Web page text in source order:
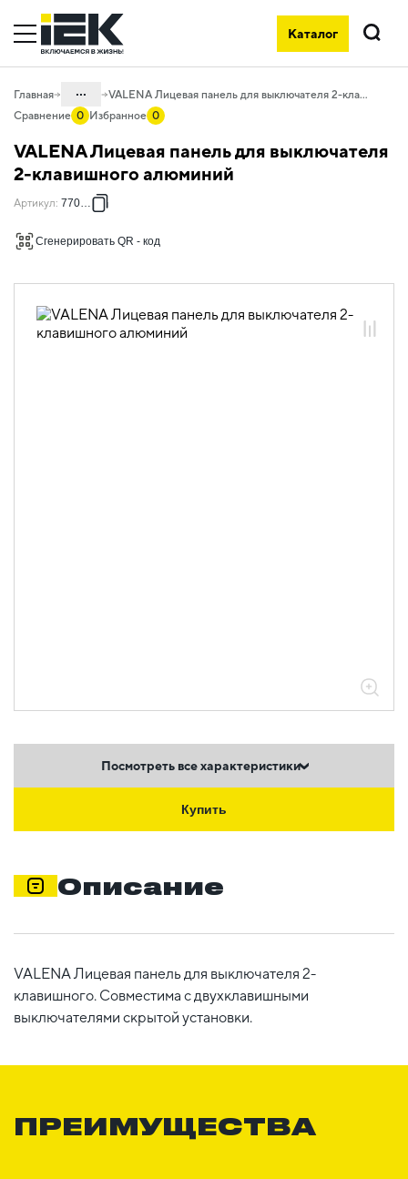
Каталог
Поиск
Главная ...
06. Изделия электроустановочные,
удлинители и силовые разъемы
06.01 Электроустановочные изделия
06.01.14 Электроустановочные
06.01.14.03 ЭУИ VALENA: цвет
VALENA Лицевая панель для выключателя 2-клавишного алюминий
Сравнение 0 Избранное 0
VALENA Лицевая панель для выключателя
2-клавишного алюминий
Артикул: 770252
Сгенерировать QR - код
Посмотреть все характеристики
Купить
Описание
VALENA Лицевая панель для выключателя 2-
клавишного. Совместима с двухклавишными
выключателями скрытой установки.
ПРЕИМУЩЕСТВА